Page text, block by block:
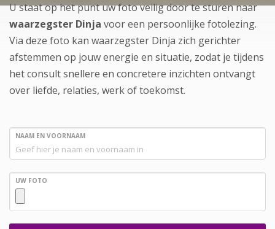
U staat op het punt uw foto veilig door te sturen naar
waarzegster Dinja voor een persoonlijke fotolezing.
Via deze foto kan waarzegster Dinja zich gerichter
afstemmen op jouw energie en situatie, zodat je tijdens
het consult snellere en concretere inzichten ontvangt
over liefde, relaties, werk of toekomst.
NAAM EN VOORNAAM
UW FOTO